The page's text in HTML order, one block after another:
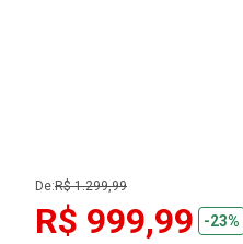
De:R$ 1.299,99
R$ 999,99
-23%